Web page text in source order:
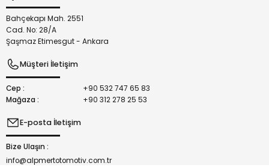
Bahçekapı Mah. 2551
Cad. No: 28/A
Şaşmaz Etimesgut - Ankara
Müşteri İletişim
Cep :
+90 532 747 65 83
Mağaza :
+90 312 278 25 53
E-posta İletişim
Bize Ulaşın :
info@alpmertotomotiv.com.tr